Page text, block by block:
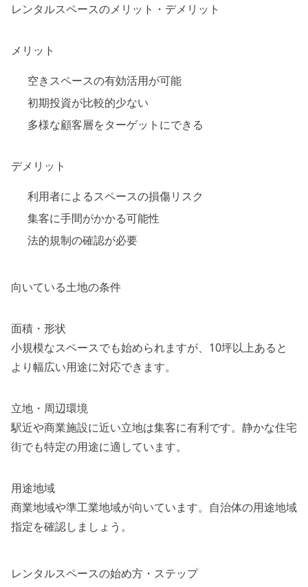
レンタルスペースのメリット・デメリット
メリット
空きスペースの有効活用が可能
初期投資が比較的少ない
多様な顧客層をターゲットにできる
デメリット
利用者によるスペースの損傷リスク
集客に手間がかかる可能性
法的規制の確認が必要
向いている土地の条件
面積・形状
小規模なスペースでも始められますが、10坪以上あると
より幅広い用途に対応できます。
立地・周辺環境
駅近や商業施設に近い立地は集客に有利です。静かな住宅
街でも特定の用途に適しています。
用途地域
商業地域や準工業地域が向いています。自治体の用途地域
指定を確認しましょう。
レンタルスペースの始め方・ステップ